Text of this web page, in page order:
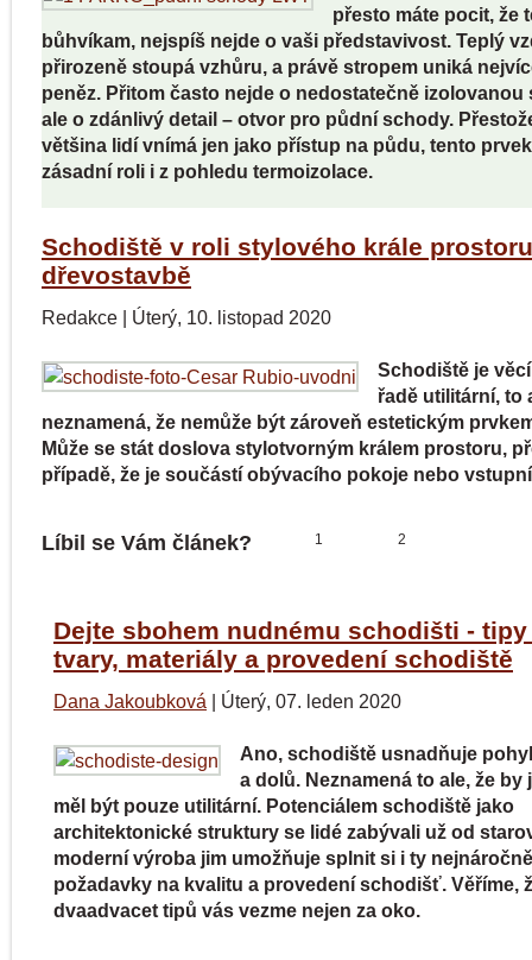
přesto máte pocit, že
bůhvíkam, nejspíš nejde o vaši představivost. Teplý
přirozeně stoupá vzhůru, a právě stropem uniká
peněz. Přitom často nejde o nedostatečně izolovanou
ale o zdánlivý detail – otvor pro půdní schody.
většina lidí vnímá jen jako přístup na půdu, tento
zásadní roli i z pohledu termoizolace.
Schodiště v roli stylového krále
dřevostavbě
Redakce | Úterý, 10. listopad 2020
Schodiště je
řadě utilitární, to
neznamená, že nemůže být zároveň estetickým
Může se stát doslova stylotvorným králem prostoru,
případě, že je součástí obývacího pokoje nebo
Líbil se Vám článek? 2
1
Dejte sbohem nudnému schodišti - tipy
tvary, materiály a provedení schodiště
Dana Jakoubková | Úterý, 07. leden 2020
Ano, schodiště usnadňuje
a dolů. Neznamená to ale, že by
měl být pouze utilitární. Potenciálem schodiště jako
architektonické struktury se lidé zabývali už od
moderní výroba jim umožňuje splnit si i ty
požadavky na kvalitu a provedení schodišť. Věříme,
dvaadvacet tipů vás vezme nejen za oko.